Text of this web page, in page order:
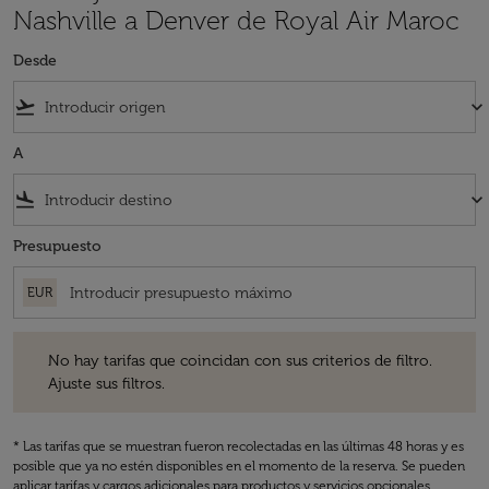
Nashville a Denver de Royal Air Maroc
Desde
flight_takeoff keyboard_arrow_down
A
flight_land keyboard_arrow_down
Presupuesto
EUR
No hay tarifas que coincidan con sus criterios de filtro.
Ajuste sus filtros.
* Las tarifas que se muestran fueron recolectadas en las últimas 48 horas y es
posible que ya no estén disponibles en el momento de la reserva. Se pueden
aplicar tarifas y cargos adicionales para productos y servicios opcionales.